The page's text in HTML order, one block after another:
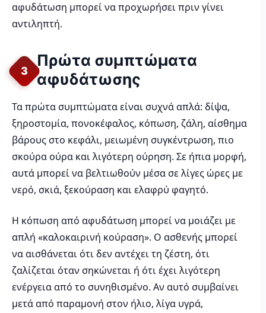
αφυδάτωση μπορεί να προχωρήσει πριν γίνει
αντιληπτή.
3
Πρώτα συμπτώματα
αφυδάτωσης
Τα πρώτα συμπτώματα είναι συχνά απλά: δίψα,
ξηροστομία, πονοκέφαλος, κόπωση, ζάλη, αίσθημα
βάρους στο κεφάλι, μειωμένη συγκέντρωση, πιο
σκούρα ούρα και λιγότερη ούρηση. Σε ήπια μορφή,
αυτά μπορεί να βελτιωθούν μέσα σε λίγες ώρες με
νερό, σκιά, ξεκούραση και ελαφρύ φαγητό.
Η κόπωση από αφυδάτωση μπορεί να μοιάζει με
απλή «καλοκαιρινή κούραση». Ο ασθενής μπορεί
να αισθάνεται ότι δεν αντέχει τη ζέστη, ότι
ζαλίζεται όταν σηκώνεται ή ότι έχει λιγότερη
ενέργεια από το συνηθισμένο. Αν αυτό συμβαίνει
μετά από παραμονή στον ήλιο, λίγα υγρά,